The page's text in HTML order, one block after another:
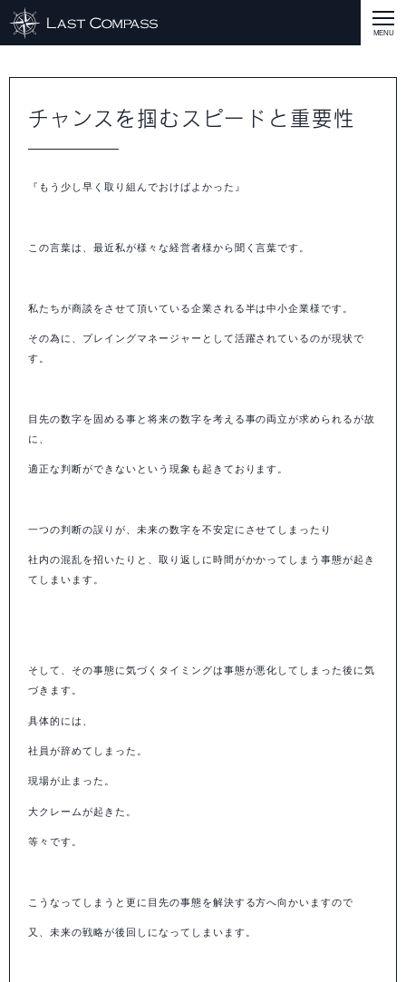
CASE
SERVICE MENU
SERVICE MENU
商品戦略
人材開発
評価制度
集客改善
コスト削減
買取再販
集客改善
営業戦略
STAFF BLOG
SEMINAR
COMPASS PORT
チャンスを掴むスピードと重要性
『もう少し早く取り組んでおけばよかった』
この言葉は、最近私が様々な経営者様から聞く言葉です。
私たちが商談をさせて頂いている企業される半は中小企業様です。
その為に、プレイングマネージャーとして活躍されているのが現状で
す。
目先の数字を固める事と将来の数字を考える事の両立が求められるが故
に、
適正な判断ができないという現象も起きております。
一つの判断の誤りが、未来の数字を不安定にさせてしまったり
社内の混乱を招いたりと、取り返しに時間がかかってしまう事態が起き
てしまいます。
そして、その事態に気づくタイミングは事態が悪化してしまった後に気
づきます。
具体的には、
社員が辞めてしまった。
現場が止まった。
大クレームが起きた。
等々です。
こうなってしまうと更に目先の事態を解決する方へ向かいますので
又、未来の戦略が後回しになってしまいます。